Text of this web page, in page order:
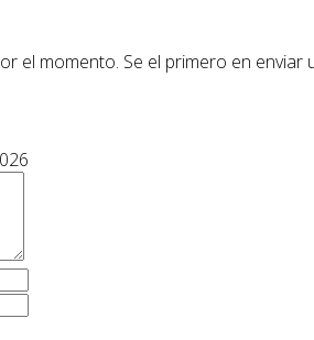
el momento. Se el primero en enviar